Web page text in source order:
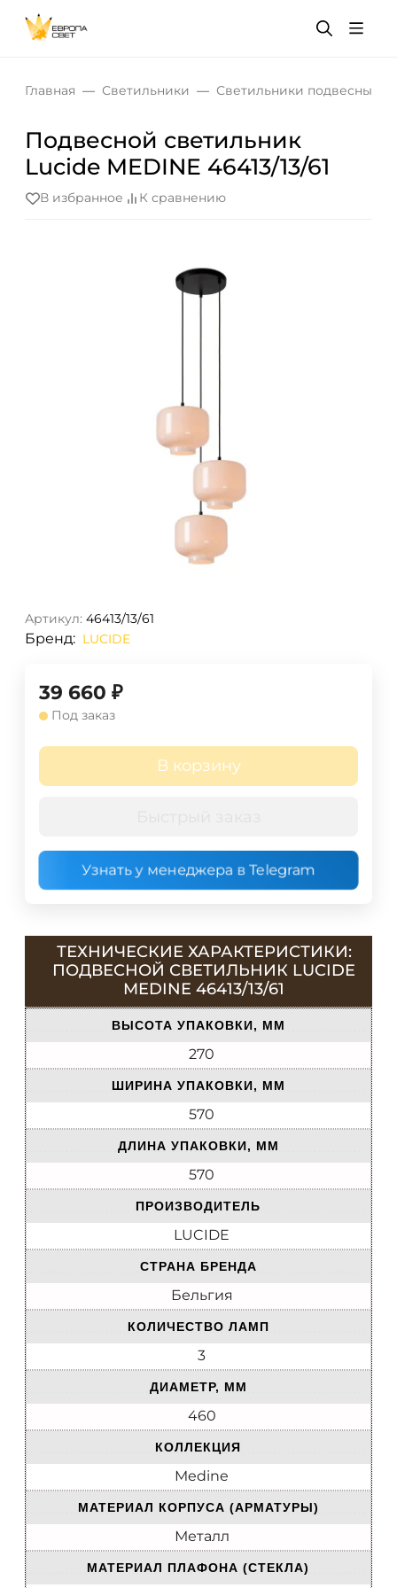
Главная Светильники Светильники подвесные
Подвесной светильник
Lucide MEDINE 46413/13/61
В избранное К сравнению
Артикул: 46413/13/61
Бренд: LUCIDE
39 660 ₽
Под заказ
В корзину
Узнать у менеджера в Telegram
ТЕХНИЧЕСКИЕ ХАРАКТЕРИСТИКИ:
ПОДВЕСНОЙ СВЕТИЛЬНИК LUCIDE
MEDINE 46413/13/61
ВЫСОТА УПАКОВКИ, ММ
270
ШИРИНА УПАКОВКИ, ММ
570
ДЛИНА УПАКОВКИ, ММ
570
ПРОИЗВОДИТЕЛЬ
LUCIDE
СТРАНА БРЕНДА
Бельгия
КОЛИЧЕСТВО ЛАМП
3
ДИАМЕТР, ММ
460
КОЛЛЕКЦИЯ
Medine
МАТЕРИАЛ КОРПУСА (АРМАТУРЫ)
Металл
МАТЕРИАЛ ПЛАФОНА (СТЕКЛА)